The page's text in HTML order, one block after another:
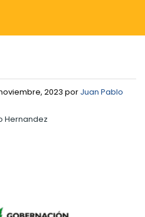
2023 por Juan Pablo
Hernandez